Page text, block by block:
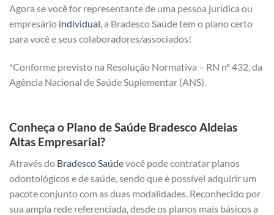
Agora se você for representante de uma pessoa jurídica ou
empresário individual , a Bradesco Saúde tem o plano certo
para você e seus colaboradores/associados!
*Conforme previsto na Resolução Normativa – RN nº 432, da
Agência Nacional de Saúde Suplementar (ANS).
Conheça o Plano de Saúde Bradesco Aldeias
Altas Empresarial?
Através do Bradesco Saúdevocê pode contratar planos
odontológicos e de saúde, sendo que é possível adquirir um
pacote conjunto com as duas modalidades. Reconhecido por
sua ampla rede referenciada, desde os planos mais básicos a